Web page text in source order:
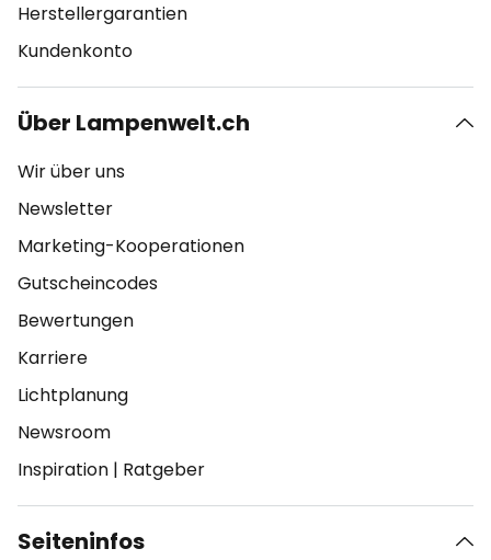
Herstellergarantien
Kundenkonto
Über Lampenwelt.ch
Wir über uns
Newsletter
Marketing-Kooperationen
Gutscheincodes
Bewertungen
Karriere
Lichtplanung
Newsroom
Inspiration | Ratgeber
Seiteninfos